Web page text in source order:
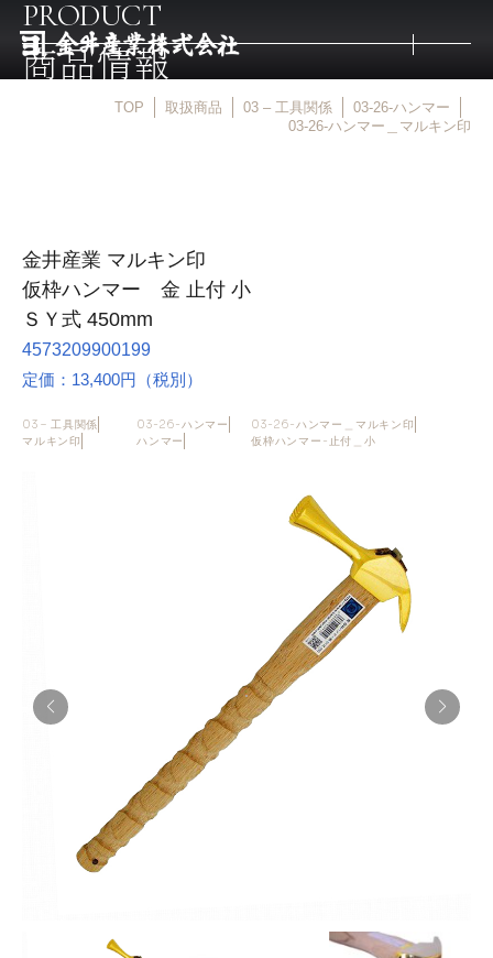
取扱メーカー
金井産業の強み
お問い合わせはこちら
PRODUCT
商品情報
TOP 取扱商品 03 – 工具関係
03-26-ハンマー
03-26-ハンマー＿マルキン印
金井産業 マルキン印
仮枠ハンマー 金 止付 小
ＳＹ式 450mm
4573209900199
定価：13,400円（税別）
03 – 工具関係 03-26-ハンマー
03-26-ハンマー＿マルキン印
マルキン印
ハンマー 仮枠ハンマー-止付＿小